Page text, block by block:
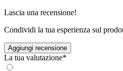
Lascia una recensione!
Condividi la tua esperienza sul
Aggiungi recensione
La tua valutazione*